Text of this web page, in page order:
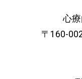
心
〒160-